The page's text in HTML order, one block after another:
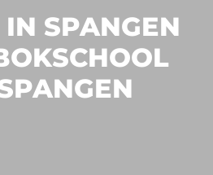
SPANGEN